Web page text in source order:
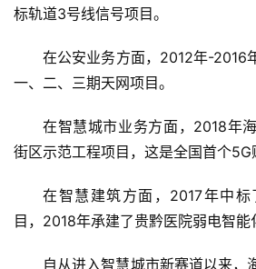
标轨道3号线信号项目。
在公安业务方面，2012年-2016
一、二、三期天网项目。
在智慧城市业务方面，2018年
街区示范工程项目，这是全国首个5G
在智慧建筑方面，2017年中
目，2018年承建了贵黔医院弱电智能
自从进入智慧城市新赛道以来，